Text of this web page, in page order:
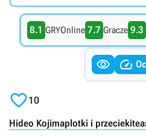
8.1 GRYOnline 7.7 Gracze 9.3
 
10
Hideo Kojimaplotki i przecieki